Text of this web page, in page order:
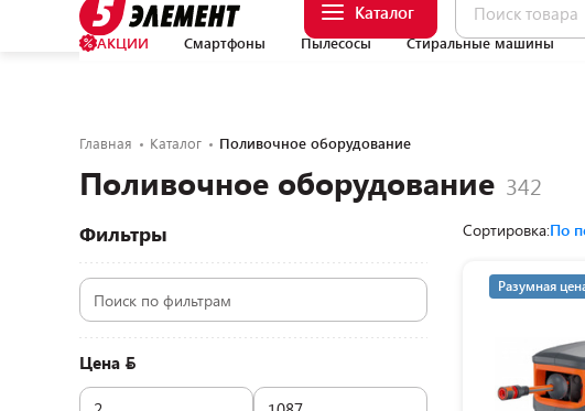
Каталог
АКЦИИ Смартфоны Пылесосы Стиральные машины
Главная Каталог Поливочное оборудование
Поливочное оборудование
Фильтры
Цена
Сортировка:По
Разумная